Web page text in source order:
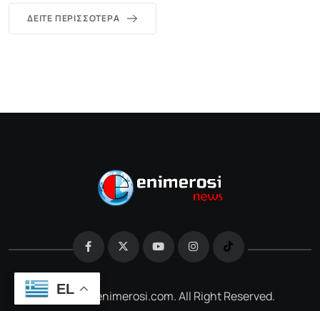
ΔΕΊΤΕ ΠΕΡΙΣΣΌΤΕΡΑ
@2026 e-enimerosi.com. All Right Reserved.
EL